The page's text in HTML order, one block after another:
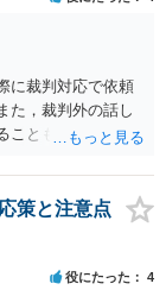
に裁判対応で依頼
た，裁判外の話し
ことも見込めま
なるかと思われま
へ移行するため，
策と注意点
役にたった 4